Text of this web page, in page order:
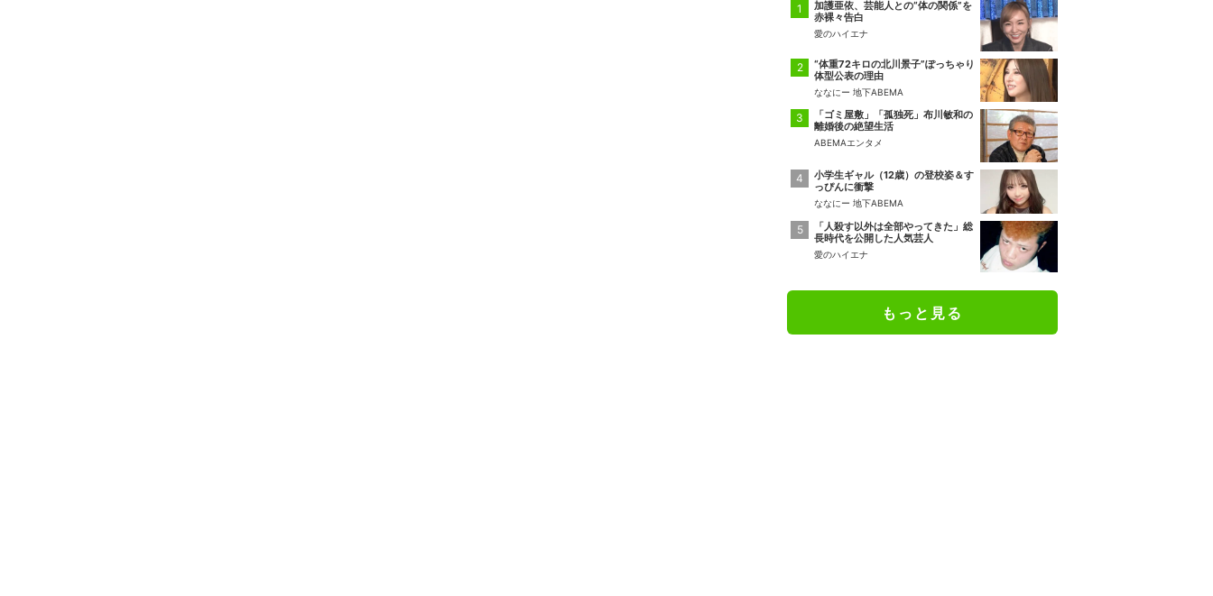
加護亜依、芸能人との“体の関係”を
赤裸々告白
愛のハイエナ
“体重72キロの北川景子”ぽっちゃり
体型公表の理由
ななにー 地下ABEMA
「ゴミ屋敷」「孤独死」布川敏和の
離婚後の絶望生活
ABEMAエンタメ
小学生ギャル（12歳）の登校姿＆す
っぴんに衝撃
ななにー 地下ABEMA
「人殺す以外は全部やってきた」総
長時代を公開した人気芸人
愛のハイエナ
もっと見る